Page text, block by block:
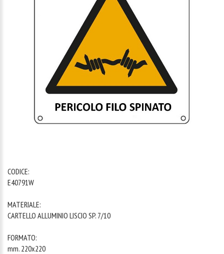
CODICE:
E40791W
MATERIALE:
CARTELLO ALLUMINIO LISCIO SP. 7/10
FORMATO:
mm. 220x220